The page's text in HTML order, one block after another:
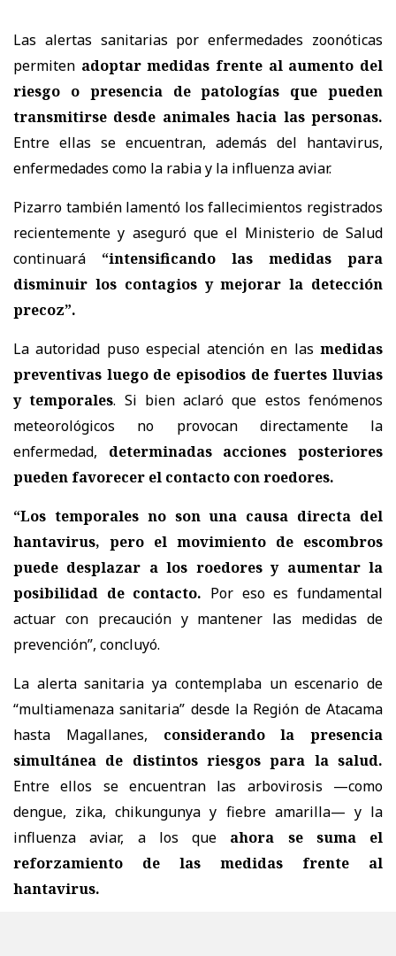
Las alertas sanitarias por enfermedades zoonóticas
permiten adoptar medidas frente al aumento del
riesgo o presencia de patologías que pueden
transmitirse desde animales hacia las personas.
Entre ellas se encuentran, además del hantavirus,
enfermedades como la rabia y la influenza aviar.
Pizarro también lamentó los fallecimientos registrados
recientemente y aseguró que el Ministerio de Salud
continuará “intensificando las medidas para
disminuir los contagios y mejorar la detección
precoz”.
La autoridad puso especial atención en las medidas
preventivas luego de episodios de fuertes lluvias
y temporales. Si bien aclaró que estos fenómenos
meteorológicos no provocan directamente la
enfermedad, determinadas acciones posteriores
pueden favorecer el contacto con roedores.
“Los temporales no son una causa directa del
hantavirus, pero el movimiento de escombros
puede desplazar a los roedores y aumentar la
posibilidad de contacto. Por eso es fundamental
actuar con precaución y mantener las medidas de
prevención”, concluyó.
La alerta sanitaria ya contemplaba un escenario de
“multiamenaza sanitaria” desde la Región de Atacama
hasta Magallanes, considerando la presencia
simultánea de distintos riesgos para la salud.
Entre ellos se encuentran las arbovirosis —como
dengue, zika, chikungunya y fiebre amarilla— y la
influenza aviar, a los que ahora se suma el
reforzamiento de las medidas frente al
hantavirus.